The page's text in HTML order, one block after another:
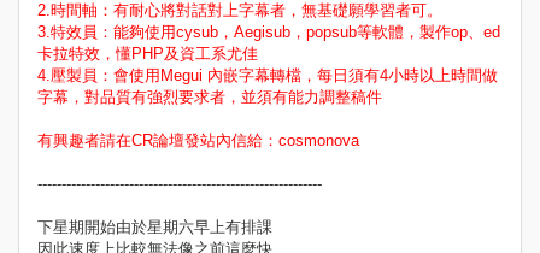
2.時間軸：有耐心將對話對上字幕者，無基礎願學習者可。
3.特效員：能夠使用cysub，Aegisub，popsub等軟體，製作op、ed
卡拉特效，懂PHP及資工系尤佳
4.壓製員：會使用Megui 內嵌字幕轉檔，每日須有4小時以上時間做
字幕，對品質有強烈要求者，並須有能力調整稿件
有興趣者請在CR論壇發站內信給：cosmonova
-----------------------------------------------------------
下星期開始由於星期六早上有排課
因此速度上比較無法像之前這麼快